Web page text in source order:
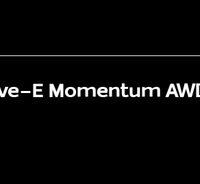
E Momentum